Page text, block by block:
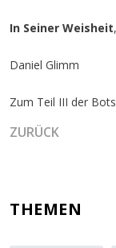
In Seiner Weisheit,
Daniel Glimm
Zum Teil III der
VORHERIGER
ZURÜCK
THEMEN